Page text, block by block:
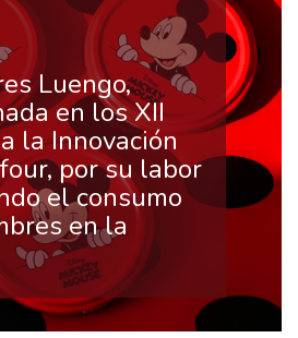
Luengo,
en los XII
la Innovación
por su labor
el consumo
en la